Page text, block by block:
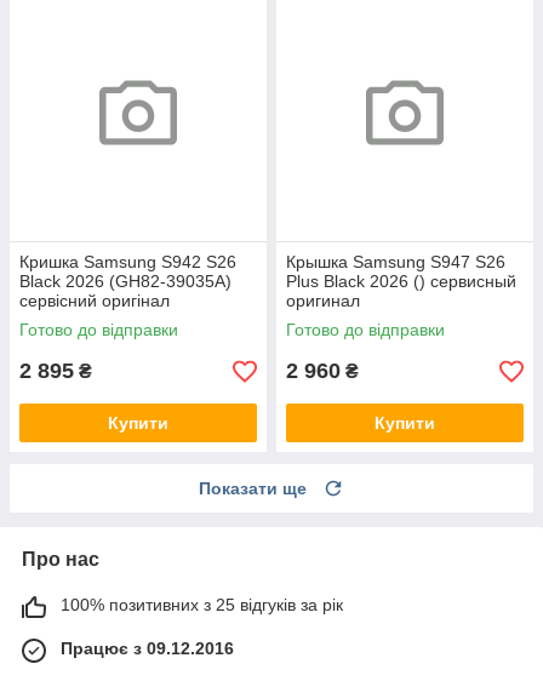
Кришка Samsung S942 S26
Black 2026 (GH82-39035A)
сервісний оригінал
Готово до відправки
2 895 ₴
Купити
Крышка Samsung S947 S26
Plus Black 2026 () сервисный
оригинал
Готово до відправки
2 960 ₴
Купити
Показати ще
Про нас
100% позитивних з 25 відгуків за рік
Працює з 09.12.2016